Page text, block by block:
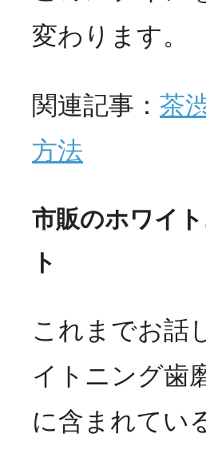
変わります。
関連記事： 茶
方法
市販のホワイ
ト
これまでお話
イトニング歯
に含まれてい